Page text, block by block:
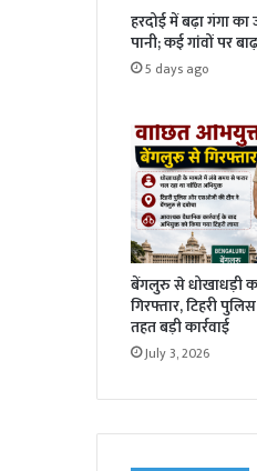
हरदोई में बढ़ा गंगा
पानी; कई गांवों पर
5 days ago
बेंगलुरु से धोखाधड़ी
गिरफ्तार, टिहरी
तहत बड़ी कार्रवाई
July 3, 2026